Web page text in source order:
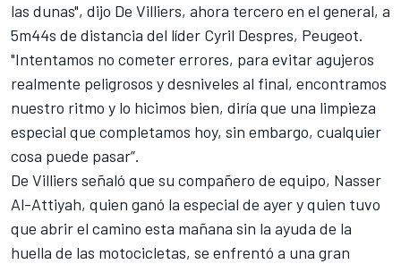
las dunas", dijo De Villiers, ahora tercero en el general, a
5m44s de distancia del líder Cyril Despres, Peugeot.
"Intentamos no cometer errores, para evitar agujeros
realmente peligrosos y desniveles al final, encontramos
nuestro ritmo y lo hicimos bien, diría que una limpieza
especial que completamos hoy, sin embargo, cualquier
cosa puede pasar”.
De Villiers señaló que su compañero de equipo, Nasser
Al-Attiyah, quien ganó la especial de ayer y quien tuvo
que abrir el camino esta mañana sin la ayuda de la
huella de las motocicletas, se enfrentó a una gran